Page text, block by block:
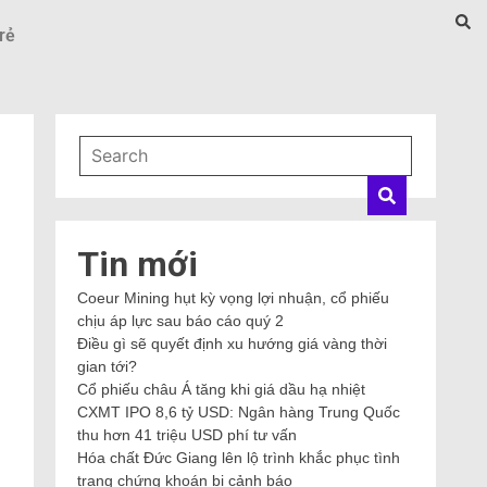
Tin mới
Coeur Mining hụt kỳ vọng lợi nhuận, cổ phiếu
chịu áp lực sau báo cáo quý 2
Điều gì sẽ quyết định xu hướng giá vàng thời
gian tới?
Cổ phiếu châu Á tăng khi giá dầu hạ nhiệt
CXMT IPO 8,6 tỷ USD: Ngân hàng Trung Quốc
thu hơn 41 triệu USD phí tư vấn
Hóa chất Đức Giang lên lộ trình khắc phục tình
trạng chứng khoán bị cảnh báo